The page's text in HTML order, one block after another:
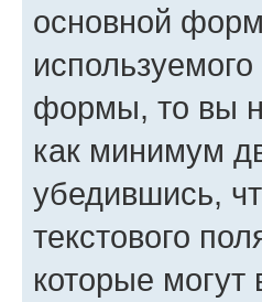
основной
формы, то вы
как минимум
убедившись,
текстового
которые